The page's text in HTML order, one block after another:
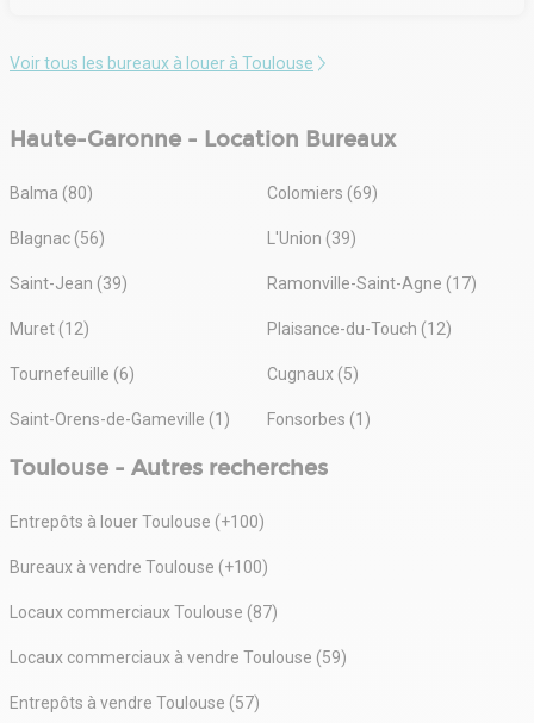
Voir tous les bureaux à louer à Toulouse
Haute-Garonne - Location Bureaux
Balma (80) Colomiers (69)
Blagnac (56) L'Union (39)
Saint-Jean (39) Ramonville-Saint-Agne (17)
Muret (12) Plaisance-du-Touch (12)
Tournefeuille (6) Cugnaux (5)
Saint-Orens-de-Gameville (1) Fonsorbes (1)
Toulouse - Autres recherches
Entrepôts à louer Toulouse (+100)
Bureaux à vendre Toulouse (+100)
Locaux commerciaux Toulouse (87)
Locaux commerciaux à vendre Toulouse (59)
Entrepôts à vendre Toulouse (57)